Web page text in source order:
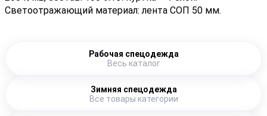
Светоотражающий материал: лента СОП 50 мм.
Рабочая спецодежда
Весь каталог
Зимняя спецодежда
Все товары категории